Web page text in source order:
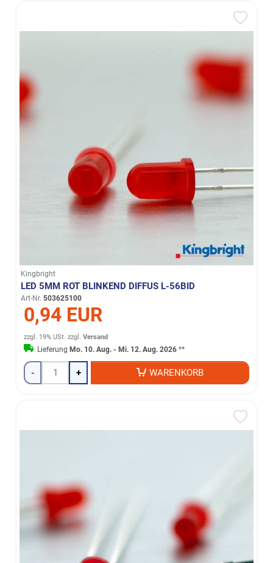
Kingbright
LED 5MM ROT BLINKEND DIFFUS L-56BID
Art-Nr. 503625100
0,94 EUR
zzgl. 19% USt. zzgl.Versand
Lieferung Mo. 10. Aug. - Mi. 12. Aug. 2026 **
- + WARENKORB